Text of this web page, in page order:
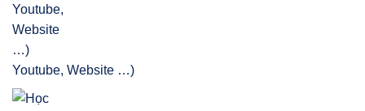
Youtube, Website …)